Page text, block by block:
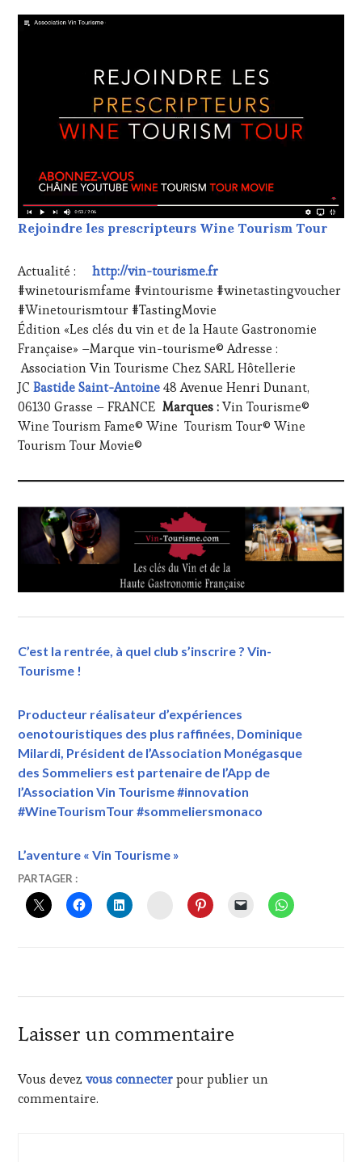
Rejoindre les prescripteurs Wine Tourism Tour
Actualité :http://vin-tourisme.fr
#winetourismfame #vintourisme #winetastingvoucher
#Winetourismtour #TastingMovie
Édition «Les clés du vin et de la Haute Gastronomie
Française» –Marque vin-tourisme© Adresse :
Association Vin Tourisme Chez SARL Hôtellerie
JCBastide Saint-Antoine48 Avenue Henri Dunant,
06130 Grasse – FRANCE Marques :Vin Tourisme©
Wine Tourism Fame© Wine Tourism Tour© Wine
Tourism Tour Movie©
C’est la rentrée, à quel club s’inscrire ? Vin-
Tourisme !
Producteur réalisateur d’expériences
oenotouristiques des plus raffinées, Dominique
Milardi, Président de l’Association Monégasque
des Sommeliers est partenaire de l’App de
l’Association Vin Tourisme #innovation
#WineTourismTour #sommeliersmonaco
L’aventure « Vin Tourisme »
29
MAI
2021
VINTOURISME
PARTAGER :
INSTAGRAM
Laisser un commentaire
Vous devezvous connecterpour publier un
commentaire.